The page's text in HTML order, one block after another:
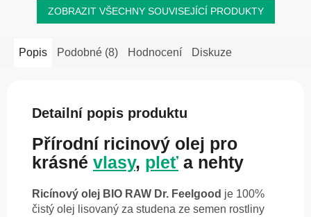
ZOBRAZIT VŠECHNY SOUVISEJÍCÍ PRODUKTY
Popis Podobné (8) Hodnocení Diskuze
Detailní popis produktu
Přírodní ricinový olej pro
krásné vlasy, pleť a nehty
Ricínový olej BIO RAW Dr. Feelgood je 100%
čistý olej lisovaný za studena ze semen rostliny